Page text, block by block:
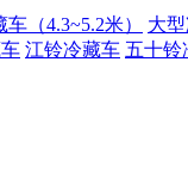
（4.3~5.2米） 大型
江铃冷藏车 五十铃